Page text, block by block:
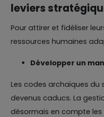
leviers
Pour attirer et fidéliser
ressources humaines
Développer un
Les codes archaïques du
devenus caducs. La
désormais en compte